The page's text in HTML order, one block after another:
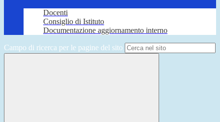
Docenti
Consiglio di Istituto
Documentazione aggiornamento interno
Campo di ricerca per le pagine del sito